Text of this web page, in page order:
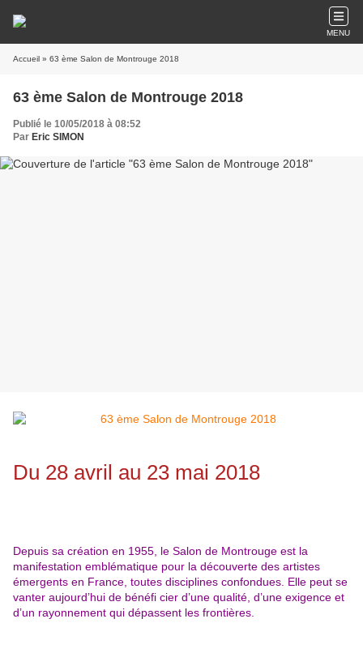
MENU
Accueil » 63 ème Salon de Montrouge 2018
63 ème Salon de Montrouge 2018
Publié le 10/05/2018 à 08:52
Par Eric SIMON
Du 28 avril au 23 mai 2018
Depuis sa création en 1955, le Salon de Montrouge est la
manifestation emblématique pour la découverte des artistes
émergents en France, toutes disciplines confondues. Elle peut se
vanter aujourd’hui de bénéfi cier d’une qualité, d’une exigence et
d’un rayonnement qui dépassent les frontières.